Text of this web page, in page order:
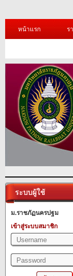
หน้าแรก ร
ระบบผู้ใช้
ม.ราชภัฏนครปฐม
เข้าสู่ระบบสมาชิก